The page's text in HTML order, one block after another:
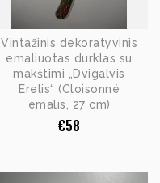
Vintažinis dekoratyvinis
emaliuotas durklas su
makštimi „Dvigalvis
Erelis“ (Cloisonné
emalis, 27 cm)
€58